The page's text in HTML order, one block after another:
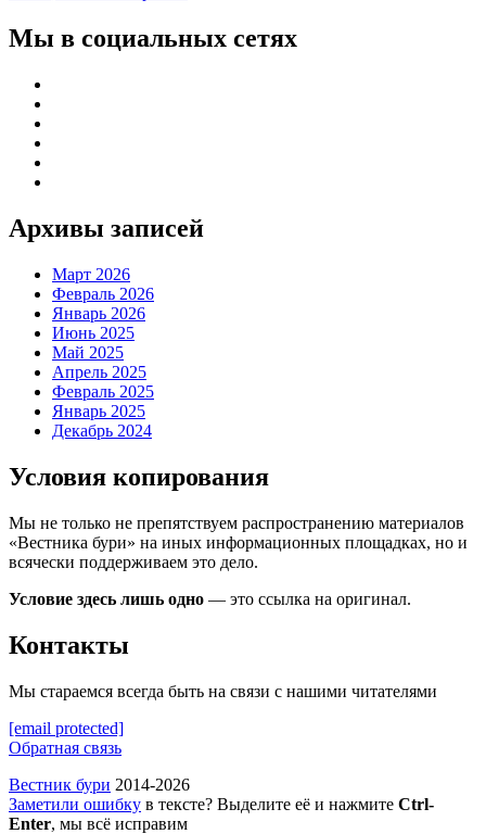
Мы в социальных сетях
Архивы записей
Март 2026
Февраль 2026
Январь 2026
Июнь 2025
Май 2025
Апрель 2025
Февраль 2025
Январь 2025
Декабрь 2024
Условия копирования
Мы не только не препятствуем распространению материалов
«Вестника бури» на иных информационных площадках, но и
всячески поддерживаем это дело.
Условие здесь лишь одно — это ссылка на оригинал.
Контакты
Мы стараемся всегда быть на связи с нашими читателями
[email protected]
Обратная связь
Вестник бури 2014-2026
Заметили ошибку в тексте? Выделите её и нажмите Ctrl-
Enter, мы всё исправим